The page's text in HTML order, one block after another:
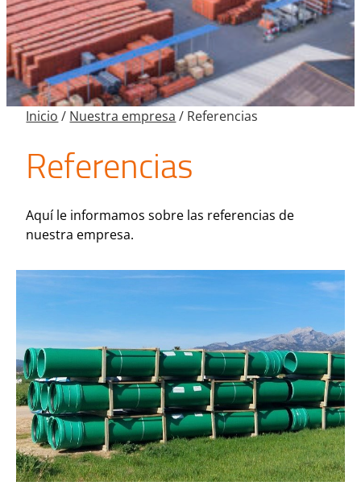
Inicio / Nuestra empresa / Referencias
Referencias
Aquí le informamos sobre las referencias de
nuestra empresa.